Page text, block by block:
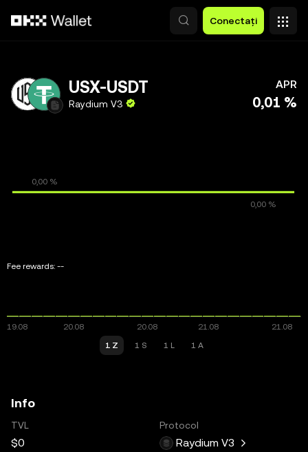
Conectați
USX-USDT
Raydium V3
APR
0,01 %
Fee rewards: --
1 Z 1 S 1 L 1 A
Info
TVL
$0
Protocol
Raydium V3